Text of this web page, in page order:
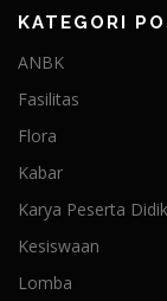
KATEGORI
ANBK
Fasilitas
Flora
Kabar
Karya Peserta Didik
Kesiswaan
Lomba